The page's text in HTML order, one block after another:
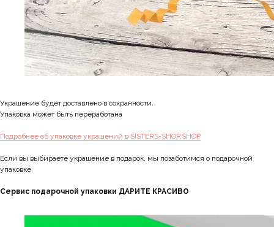
Украшение будет доставлено в сохранности.
Упаковка может быть переработана
Подробнее об упаковке украшений в SISTERS-SHOP.SHOP
Если вы выбираете украшение в подарок, мы позаботимся о подарочной
упаковке
Сервис подарочной упаковки ДАРИТЕ КРАСИВО